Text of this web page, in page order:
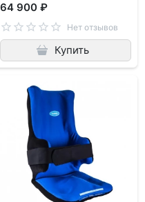
64 900 ₽
Нет отзывов
Купить